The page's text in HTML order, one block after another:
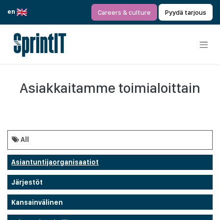
en
Careers & culture Pyydä tarjous
Asiakkaitamme toimialoittain
All
Asiantuntijaorganisaatiot
Järjestöt
Kansainvälinen